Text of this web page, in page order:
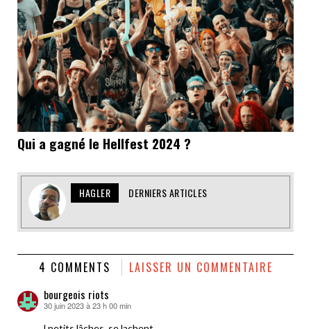
Qui a gagné le Hellfest 2024 ?
HAGLER DERNIERS ARTICLES
4 COMMENTS LAISSER UN COMMENTAIRE
bourgeois riots
dit :
30 juin 2023 à 23 h 00 min